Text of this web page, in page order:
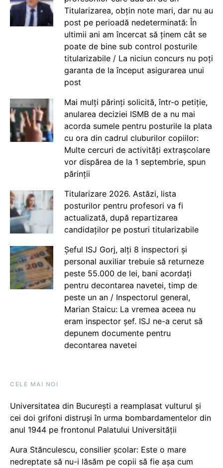
Titularizarea, obțin note mari, dar nu au
post pe perioadă nedeterminată: În
ultimii ani am încercat să ținem cât se
poate de bine sub control posturile
titularizabile / La niciun concurs nu poți
garanta de la început asigurarea unui
post
Mai mulți părinți solicită, într-o petiție,
anularea deciziei ISMB de a nu mai
acorda sumele pentru posturile la plata
cu ora din cadrul cluburilor copiilor:
Multe cercuri de activități extrașcolare
vor dispărea de la 1 septembrie, spun
părinții
Titularizare 2026. Astăzi, lista
posturilor pentru profesori va fi
actualizată, după repartizarea
candidaților pe posturi titularizabile
Șeful ISJ Gorj, alți 8 inspectori și
personal auxiliar trebuie să returneze
peste 55.000 de lei, bani acordați
pentru decontarea navetei, timp de
peste un an / Inspectorul general,
Marian Staicu: La vremea aceea nu
eram inspector șef. ISJ ne-a cerut să
depunem documente pentru
decontarea navetei
CELE MAI NOI
Universitatea din București a reamplasat vulturul și
cei doi grifoni distruși în urma bombardamentelor din
anul 1944 pe frontonul Palatului Universității
Aura Stănculescu, consilier școlar: Este o mare
nedreptate să nu-i lăsăm pe copii să fie așa cum